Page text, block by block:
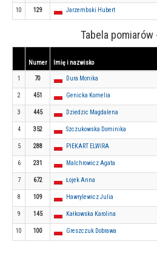
10 129 Jarzembski Hubert
Tabela
Numer Imię i nazwisko
1 70 Dura Monika
2 451 Genicka Kornelia
3 445 Dziedzic Magdalena
4 352 Szczukowska Dominika
5 288 PIEKART ELWIRA
6 231 Malchrowicz Agata
7 672 Łojek Anna
8 109 Hawrylewicz Julia
9 145 Kałkowska Karolina
10 100 Greszczuk Dobrawa